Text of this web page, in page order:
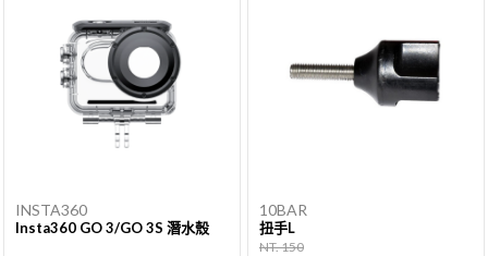
INSTA360
Insta360 GO 3/GO 3S 潛水殼
10BAR
扭手L
NT. 150